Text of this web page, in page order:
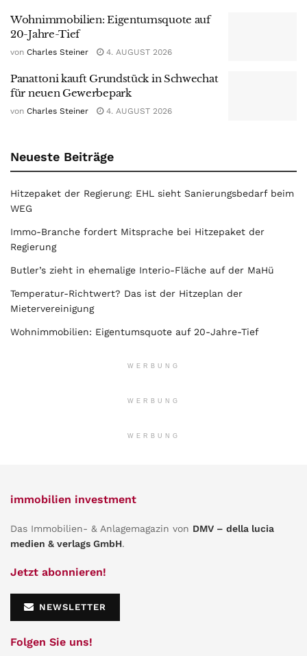
Wohnimmobilien: Eigentumsquote auf
20-Jahre-Tief
von Charles Steiner 4. AUGUST 2026
Panattoni kauft Grundstück in Schwechat
für neuen Gewerbepark
von Charles Steiner 4. AUGUST 2026
Neueste Beiträge
Hitzepaket der Regierung: EHL sieht Sanierungsbedarf beim
WEG
Immo-Branche fordert Mitsprache bei Hitzepaket der
Regierung
Butler’s zieht in ehemalige Interio-Fläche auf der MaHü
Temperatur-Richtwert? Das ist der Hitzeplan der
Mietervereinigung
Wohnimmobilien: Eigentumsquote auf 20-Jahre-Tief
WERBUNG
WERBUNG
WERBUNG
immobilien investment
Das Immobilien- & Anlagemagazin von DMV – della lucia
medien & verlags GmbH.
Jetzt abonnieren!
NEWSLETTER
Folgen Sie uns!